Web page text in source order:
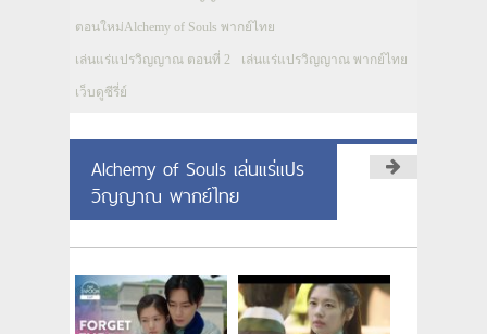
ตอนใหม่Alchemy of Souls พากย์ไทย
เล่นแร่แปรวิญญาณ ตอนที่ 2 เล่นแร่แปรวิญญาณ พากย์ไทย
เว็บดูซีรี่ย์
Alchemy of Souls เล่นแร่แปร
วิญญาณ พากย์ไทย